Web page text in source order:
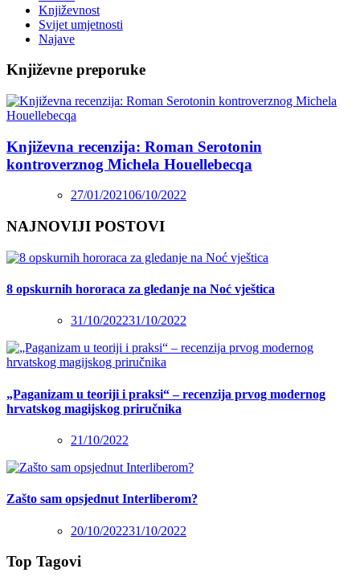
Književnost
Svijet umjetnosti
Najave
Književne preporuke
Književna recenzija: Roman Serotonin
kontroverznog Michela Houellebecqa
27/01/202106/10/2022
NAJNOVIJI POSTOVI
8 opskurnih hororaca za gledanje na Noć vještica
31/10/202231/10/2022
„Paganizam u teoriji i praksi“ – recenzija prvog modernog
hrvatskog magijskog priručnika
21/10/2022
Zašto sam opsjednut Interliberom?
20/10/202231/10/2022
Top Tagovi